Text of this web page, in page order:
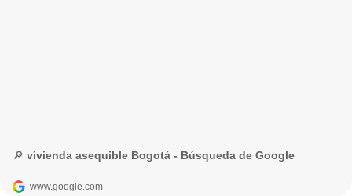
🔎 vivienda asequible Bogotá - Búsqueda de Google
www.google.com